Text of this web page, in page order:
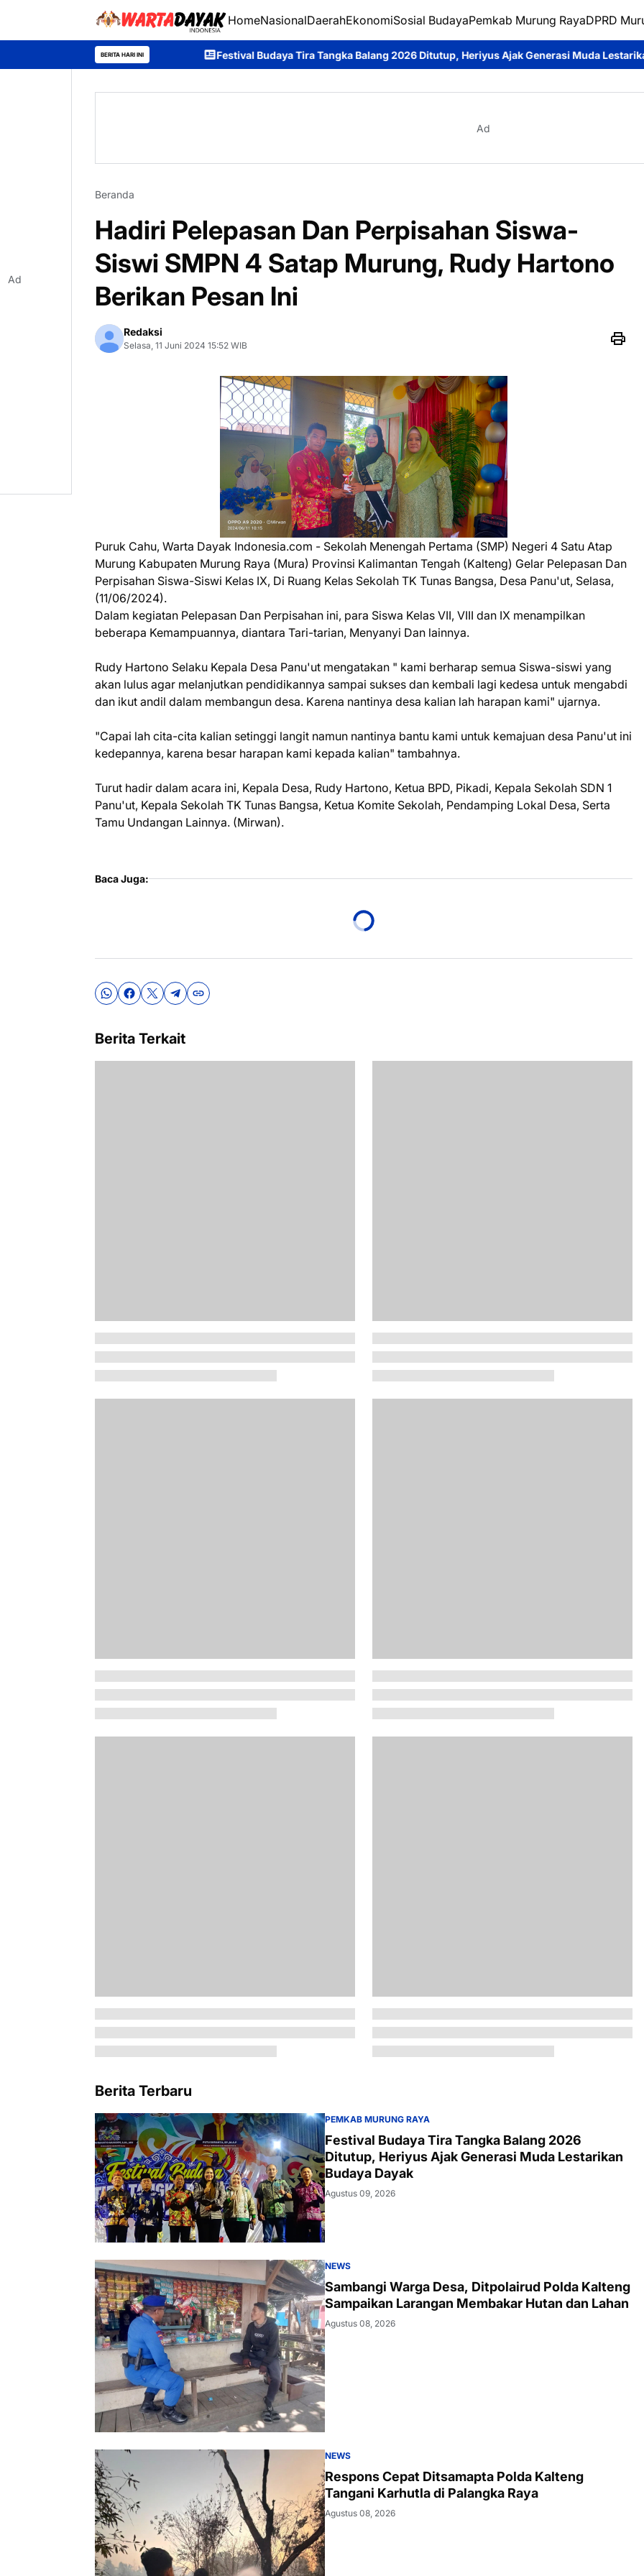
HomeNasionalDaerahEkonomiSosial BudayaPemkab Murung RayaDPRD
BERITA HARI INI
Festival Budaya Tira Tangka Balang 2026 Ditutup, Heriyus Ajak Generasi Muda Lestarikan Budaya Dayak
Ad
Beranda
Hadiri Pelepasan Dan Perpisahan Siswa-
Siswi SMPN 4 Satap Murung, Rudy Hartono
Berikan Pesan Ini
Redaksi
Selasa, 11 Juni 2024 15:52 WIB
Puruk Cahu, Warta Dayak Indonesia.com - Sekolah Menengah Pertama (SMP) Negeri 4 Satu Atap
Murung Kabupaten Murung Raya (Mura) Provinsi Kalimantan Tengah (Kalteng) Gelar Pelepasan Dan
Perpisahan Siswa-Siswi Kelas IX, Di Ruang Kelas Sekolah TK Tunas Bangsa, Desa Panu'ut, Selasa,
(11/06/2024).
Dalam kegiatan Pelepasan Dan Perpisahan ini, para Siswa Kelas VII, VIII dan IX menampilkan
beberapa Kemampuannya, diantara Tari-tarian, Menyanyi Dan lainnya.
Rudy Hartono Selaku Kepala Desa Panu'ut mengatakan " kami berharap semua Siswa-siswi yang
akan lulus agar melanjutkan pendidikannya sampai sukses dan kembali lagi kedesa untuk mengabdi
dan ikut andil dalam membangun desa. Karena nantinya desa kalian lah harapan kami" ujarnya.
"Capai lah cita-cita kalian setinggi langit namun nantinya bantu kami untuk kemajuan desa Panu'ut ini
kedepannya, karena besar harapan kami kepada kalian" tambahnya.
Turut hadir dalam acara ini, Kepala Desa, Rudy Hartono, Ketua BPD, Pikadi, Kepala Sekolah SDN 1
Panu'ut, Kepala Sekolah TK Tunas Bangsa, Ketua Komite Sekolah, Pendamping Lokal Desa, Serta
Tamu Undangan Lainnya. (Mirwan).
Baca Juga:
Berita Terkait
Berita Terbaru
PEMKAB MURUNG RAYA
Festival Budaya Tira Tangka Balang 2026
Ditutup, Heriyus Ajak Generasi Muda Lestarikan
Budaya Dayak
Agustus 09, 2026
NEWS
Sambangi Warga Desa, Ditpolairud Polda Kalteng
Sampaikan Larangan Membakar Hutan dan Lahan
Agustus 08, 2026
NEWS
Respons Cepat Ditsamapta Polda Kalteng
Tangani Karhutla di Palangka Raya
Agustus 08, 2026
Ad